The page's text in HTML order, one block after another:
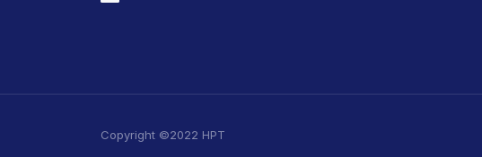
Copyright ©2022 HPT